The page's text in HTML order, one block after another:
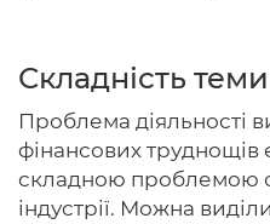
Складність теми
Проблема діяльності
фінансових труднощів
складною проблемою
індустрії. Можна